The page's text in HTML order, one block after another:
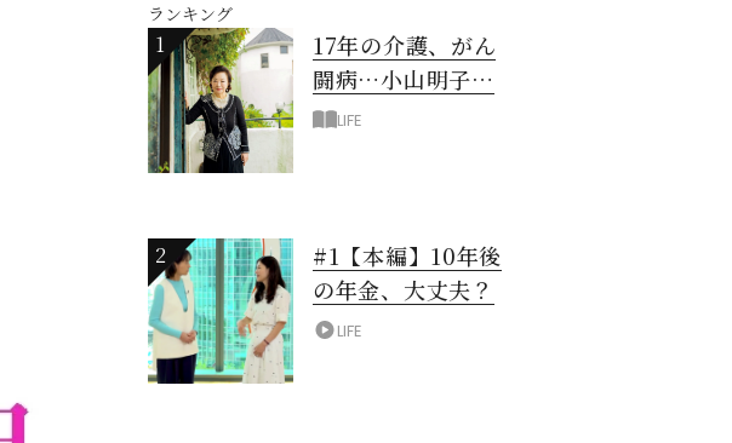
ランキング
1
17年の介護、がん
闘病…小山明子さ
ん「今満たされて
LIFE
2
#1【本編】10年後
の年金、大丈夫？
LIFE